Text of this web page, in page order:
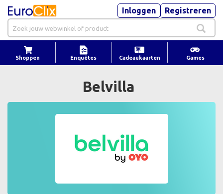
Inloggen Registreren
Shoppen Enquêtes Cadeaukaarten Games
Belvilla